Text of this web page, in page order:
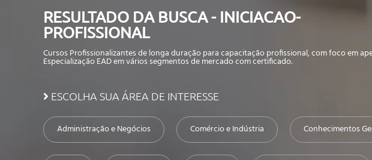
RESULTADO DA BUSCA - INICIACAO-
PROFISSIONAL
Cursos Profissionalizantes de longa duração para capacitação profissional, com foco em
Especialização EAD em vários segmentos de mercado com certificado.
ESCOLHA SUA ÁREA DE INTERESSE
Administração e Negócios Comércio e Indústria Conhecimentos